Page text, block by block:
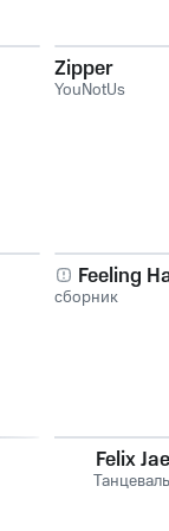
Zipper
YouNotUs
Feeling
сборник
Felix